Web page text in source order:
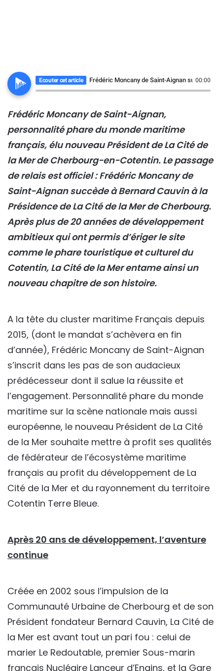
Ecouter cet article Frédéric Moncany de Saint-Aignan succède à
00:00
Frédéric Moncany de Saint-Aignan,
personnalité phare du monde maritime
français, élu nouveau Président de La Cité de
la Mer de Cherbourg-en-Cotentin. Le passage
de relais est officiel : Frédéric Moncany de
Saint-Aignan succède à Bernard Cauvin à la
Présidence de La Cité de la Mer de Cherbourg.
Après plus de 20 années de développement
ambitieux qui ont permis d’ériger le site
comme le phare touristique et culturel du
Cotentin, La Cité de la Mer entame ainsi un
nouveau chapitre de son histoire.
A la tête du cluster maritime Français depuis
2015, (dont le mandat s’achèvera en fin
d’année), Frédéric Moncany de Saint-Aignan
s’inscrit dans les pas de son audacieux
prédécesseur dont il salue la réussite et
l’engagement. Personnalité phare du monde
maritime sur la scène nationale mais aussi
européenne, le nouveau Président de La Cité
de la Mer souhaite mettre à profit ses qualités
de fédérateur de l’écosystème maritime
français au profit du développement de La
Cité de la Mer et du rayonnement du territoire
Cotentin Terre Bleue.
Après 20 ans de développement, l’aventure
continue
Créée en 2002 sous l’impulsion de la
Communauté Urbaine de Cherbourg et de son
Président fondateur Bernard Cauvin, La Cité de
la Mer est avant tout un pari fou : celui de
marier Le Redoutable, premier Sous-marin
français Nucléaire Lanceur d’Engins, et la Gare